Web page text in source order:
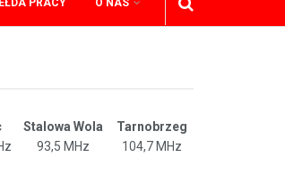
PRACY O NAS
Stalowa Wola
Tarnobrzeg
93,5 MHz 104,7 MHz